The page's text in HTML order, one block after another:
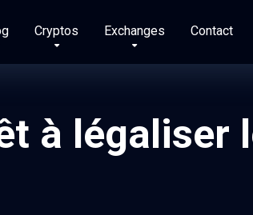
Cryptos Exchanges Contact
à légaliser